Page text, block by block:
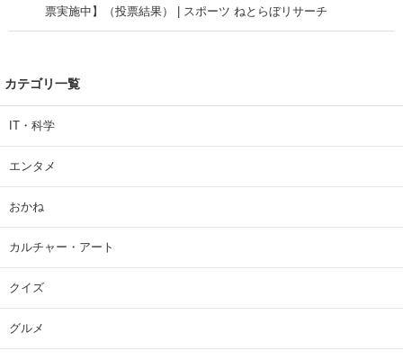
票実施中】（投票結果） | スポーツ ねとらぼリサーチ
カテゴリ一覧
IT・科学
エンタメ
おかね
カルチャー・アート
クイズ
グルメ